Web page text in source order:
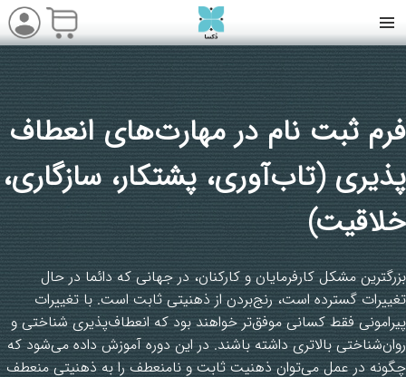
فرم ثبت نام در مهارت‌های انعطاف
پذیری (تاب‌آوری، پشتکار، سازگاری،
خلاقیت)
بزرگترین مشکل کارفرمایان و کارکنان، در جهانی که دائما در حال
تغییرات گسترده است، رنج‌بردن از ذهنیتی ثابت است. با تغییرات
پیرامونی فقط کسانی موفق‌تر خواهند بود که انعطاف‌پذیری شناختی و
روان‌شناختی بالاتری داشته باشند. در این دوره آموزش داده می‌شود که
چگونه در عمل می‌توان ذهنیت ثابت و نامنعطف را به ذهنیتی منعطف